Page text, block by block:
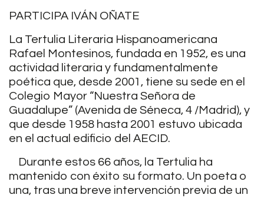
PARTICIPA IVÁN OÑATE
La Tertulia Literaria Hispanoamericana
Rafael Montesinos, fundada en 1952, es una
actividad literaria y fundamentalmente
poética que, desde 2001, tiene su sede en el
Colegio Mayor “Nuestra Señora de
Guadalupe” (Avenida de Séneca, 4 /Madrid), y
que desde 1958 hasta 2001 estuvo ubicada
en el actual edificio del AECID.
Durante estos 66 años, la Tertulia ha
mantenido con éxito su formato. Un poeta o
una, tras una breve intervención previa de un